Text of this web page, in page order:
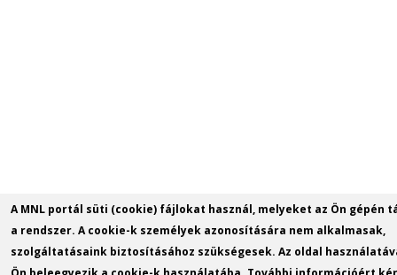
A MNL portál süti (cookie) fájlokat használ, melyeket az Ön gépén
a rendszer. A cookie-k személyek azonosítására nem alkalmasak,
szolgáltatásaink biztosításához szükségesek. Az oldal